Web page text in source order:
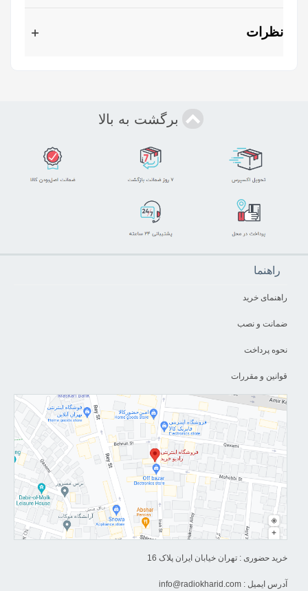
نظرات
برگشت به بالا
راهنما
راهنمای خرید
ضمانت و نصب
نحوه پرداخت
قوانین و مقررات
خرید حضوری : تهران خیابان ایران پلاک 16
آدرس ایمیل : info@radiokharid.com